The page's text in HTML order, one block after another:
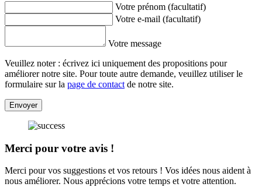
Votre prénom (facultatif)
Votre e-mail (facultatif)
Votre message
Veuillez noter : écrivez ici uniquement des propositions pour
améliorer notre site. Pour toute autre demande, veuillez utiliser le
formulaire sur la page de contact de notre site.
Envoyer
Merci pour votre avis !
Merci pour vos suggestions et vos retours ! Vos idées nous aident à
nous améliorer. Nous apprécions votre temps et votre attention.